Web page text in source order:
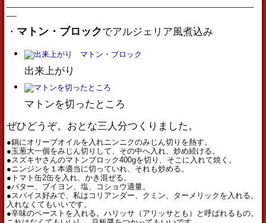
————————————————————————————————
—-
・ マトン・ブロックでアルジェリア風煮込み
出来上がり
マトンを切ったところ
ぜひどうぞ。おとな三人分つくりました。
●鍋にオリーブオイルを入れニンニクのみじん切りを熱す。
●玉葱大一個をみじん切りして、その中へ入れ、炒め続ける。
●スズキヤさんのマトンブロック400gを切り、そこに入れて焼く。
●ニンジンを１本適当に切っていれ、それも炒める。
●トマト缶2缶を入れ、かき混ぜる。
●バター、ブイヨン、塩、コショウ適量。
●スパイス好みで、私はコリアンダー、クミン、ターメリックを入れる。
入れなくてもいいです。
●辛味のペーストを入れる。ハリッサ（アリッサとも）と呼ばれるもの。